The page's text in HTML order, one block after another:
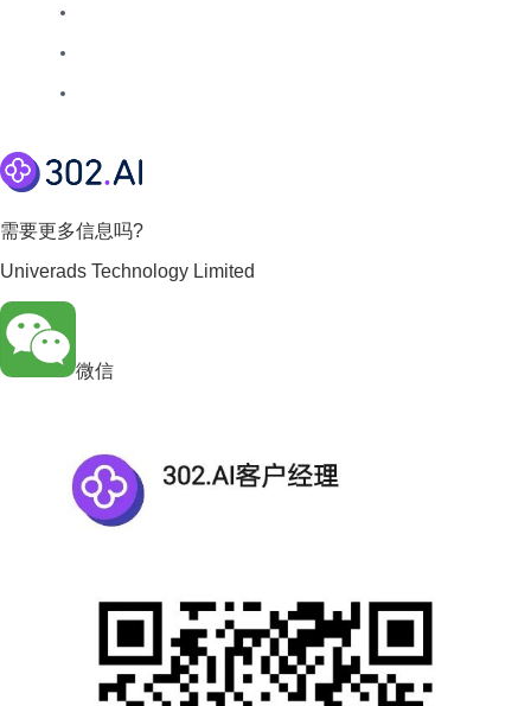
需要更多信息吗?
Univerads Technology Limited
微信